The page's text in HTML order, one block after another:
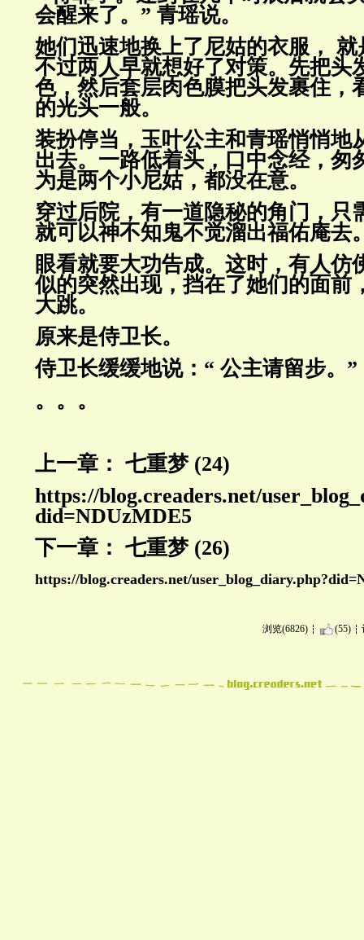
会醒来了。” 青瑶说。
她们迅速地换上了尼姑的衣服，
不过两人早就想好了对策。先把头
色，然后套层肉色膜把头发裹住，
的光头一般。
装扮停当，玉叶公主和青瑶悄悄地
出去。一路低着头，口中念经，匆
为是两个小尼姑，都没在意。
穿过后院，有一道隐秘的角门，只
就可以神不知鬼不觉溜出福佑庵去
眼看就要大功告成。这时，有人仿
似的突然出现，挡在了她们的面前
大跳。
原来是侍卫长。
侍卫长缓缓地说：“ 公主请留步。”
。。。
上一章： 七重梦 (24)
https://blog.creaders.net/
did=NDUzMDE5
下一章： 七重梦 (26)
https://blog.creaders.net/
浏览(6826) (55)